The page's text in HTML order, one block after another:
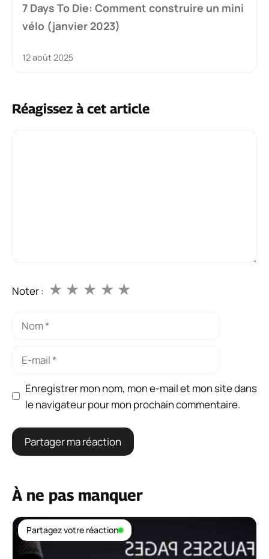
7 Days To Die: Comment construire un mini
vélo (janvier 2023)
12 août 2025
Réagissez à cet article
Noter : ★
★
★
★
★
Nom
Enregistrer mon nom, mon e-mail et mon site dans
le navigateur pour mon prochain commentaire.
À ne pas manquer
Partagez votre réaction